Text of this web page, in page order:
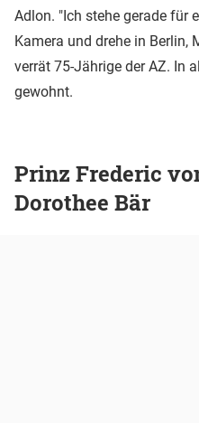
Adlon. "Ich stehe gerade für
Kamera und drehe in Berlin,
verrät 75-Jährige der AZ. In
gewohnt.
Prinz Frederic
Dorothee Bär